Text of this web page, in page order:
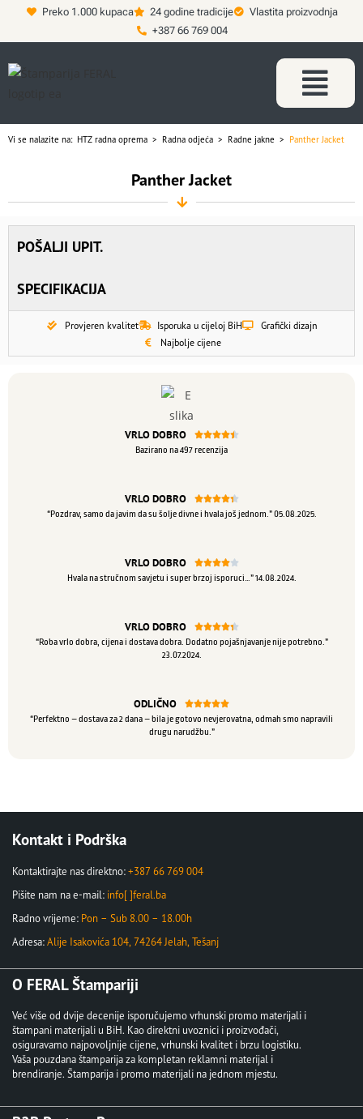
Preko 1.000 kupaca 24 godine tradicije
Vlastita proizvodnja
+387 66 769 004
Vi se nalazite na: HTZ radna oprema > Radna odjeća > Radne jakne > Panther Jacket
Panther Jacket
POŠALJI UPIT.
SPECIFIKACIJA
Provjeren kvalitet Isporuka u cijeloj BiH
Grafički dizajn
Najbolje cijene
VRLO DOBRO 
Bazirano na 497 recenzija
VRLO DOBRO 
“Pozdrav, samo da javim da su šolje divne i hvala još jednom.” 05.08.2025.
VRLO DOBRO 
Hvala na stručnom savjetu i super brzoj isporuci…” 14.08.2024.
VRLO DOBRO 
“Roba vrlo dobra, cijena i dostava dobra. Dodatno pojašnjavanje nije potrebno.”
23.07.2024.
ODLIČNO 
“Perfektno – dostava za 2 dana – bila je gotovo nevjerovatna, odmah smo napravili
drugu narudžbu.”
Kontakt i Podrška
Kontaktirajte nas direktno:+387 66 769 004
Pišite nam na e-mail: info[ ]feral.ba
Radno vrijeme: Pon – Sub 8.00 – 18.00h
Adresa:Alije Isakovića 104, 74264 Jelah, Tešanj
O FERAL Štampariji
Već više od dvije decenije isporučujemo vrhunski promo materijali i
štampani materijali u BiH. Kao direktni uvoznici i proizvođači,
osiguravamo najpovoljnije cijene, vrhunski kvalitet i brzu logistiku.
Vaša pouzdana štamparija za kompletan reklamni materijal i
brendiranje. Štamparija i promo materijali na jednom mjestu.